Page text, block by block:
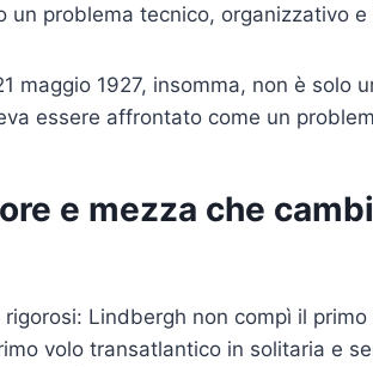
un problema tecnico, organizzativo
maggio 1927, insomma, non è solo
essere affrontato come un
e mezza che
Lindbergh non compì il
volo transatlantico in solitaria e